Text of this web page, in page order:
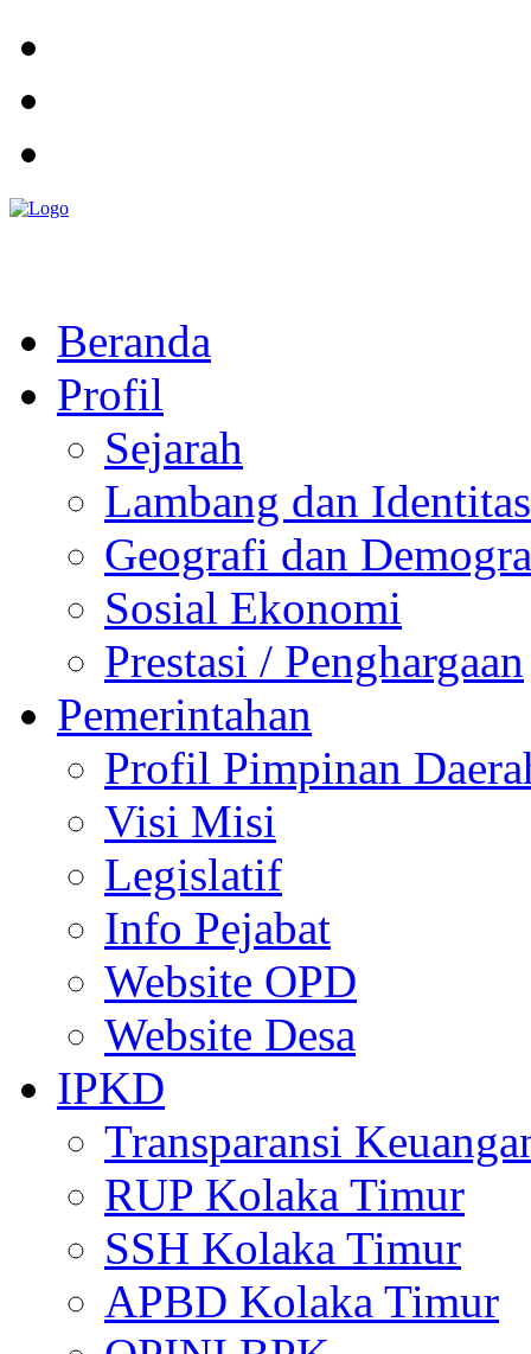
Beranda
Profil
Sejarah
Lambang dan Identitas
Geografi dan
Sosial Ekonomi
Prestasi / Penghargaan
Pemerintahan
Profil Pimpinan
Visi Misi
Legislatif
Info Pejabat
Website OPD
Website Desa
IPKD
Transparansi
RUP Kolaka Timur
SSH Kolaka Timur
APBD Kolaka Timur